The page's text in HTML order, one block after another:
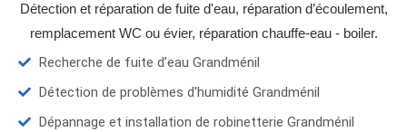
Détection et réparation de fuite d'eau, réparation d’écoulement,
remplacement WC ou évier, réparation chauffe-eau - boiler.
Recherche de fuite d’eau Grandménil
Détection de problèmes d'humidité Grandménil
Dépannage et installation de robinetterie Grandménil